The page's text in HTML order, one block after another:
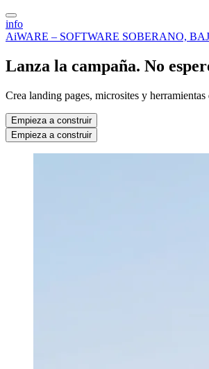
info
AiWARE – SOFTWARE SOBERANO,
Lanza la campaña. No
Crea landing pages, microsites y
Empieza a construir
Empieza a construir